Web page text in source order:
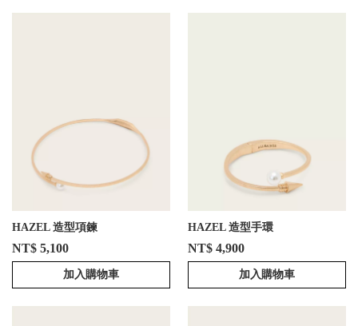
HAZEL 造型項鍊
NT$ 5,100
加入購物車
HAZEL 造型手環
NT$ 4,900
加入購物車